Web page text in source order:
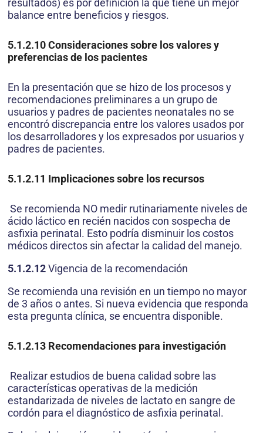
resultados) es por definición la que tiene un mejor
balance entre beneficios y riesgos.
5.1.2.10Consideraciones sobre los valores y
preferencias de los pacientes
En la presentación que se hizo de los procesos y
recomendaciones preliminares a un grupo de
usuarios y padres de pacientes neonatales no se
encontró discrepancia entre los valores usados por
los desarrolladores y los expresados por usuarios y
padres de pacientes.
5.1.2.11 Implicaciones sobre los recursos
Se recomienda NO medir rutinariamente niveles de
ácido láctico en recién nacidos con sospecha de
asfixia perinatal. Esto podría disminuir los costos
médicos directos sin afectar la calidad del manejo.
5.1.2.12Vigencia de la recomendación
Se recomienda una revisión en un tiempo no mayor
de 3 años o antes. Si nueva evidencia que responda
esta pregunta clínica, se encuentra disponible.
5.1.2.13 Recomendaciones para investigación
Realizar estudios de buena calidad sobre las
características operativas de la medición
estandarizada de niveles de lactato en sangre de
cordón para el diagnóstico de asfixia perinatal.